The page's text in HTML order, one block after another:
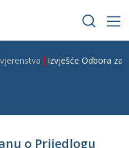
Izvješće Odbora za
o Prijedlogu